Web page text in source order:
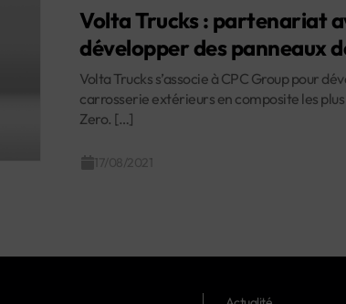
Volta Trucks : partenariat
développer des panneaux
Volta Trucks s’associe à CPC Group pour
carrosserie extérieurs en composite les
Zero. […]